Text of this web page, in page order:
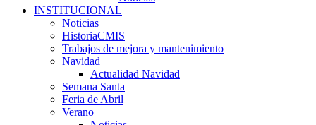
INSTITUCIONAL
Noticias
HistoriaCMIS
Trabajos de mejora y mantenimiento
Navidad
Actualidad Navidad
Semana Santa
Feria de Abril
Verano